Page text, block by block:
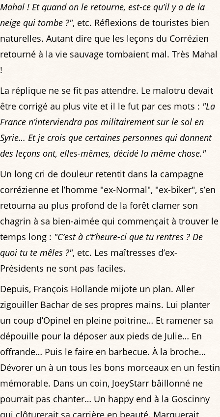
Mahal ! Et quand on le retourne, est-ce qu’il y a de la
neige qui tombe ?", etc. Réflexions de touristes bien
naturelles. Autant dire que les leçons du Corrézien
retourné à la vie sauvage tombaient mal. Très Mahal
!
La réplique ne se fit pas attendre. Le malotru devait
être corrigé au plus vite et il le fut par ces mots : "La
France n’interviendra pas militairement sur le sol en
Syrie… Et je crois que certaines personnes qui donnent
des leçons ont, elles-mêmes, décidé la même chose."
Un long cri de douleur retentit dans la campagne
corrézienne et l’homme "ex-Normal", "ex-biker", s’en
retourna au plus profond de la forêt clamer son
chagrin à sa bien-aimée qui commençait à trouver le
temps long : "C’est à c’t’heure-ci que tu rentres ? De
quoi tu te mêles ?", etc. Les maîtresses d’ex-
Présidents ne sont pas faciles.
Depuis, François Hollande mijote un plan. Aller
zigouiller Bachar de ses propres mains. Lui planter
un coup d’Opinel en pleine poitrine… Et ramener sa
dépouille pour la déposer aux pieds de Julie… En
offrande… Puis le faire en barbecue. À la broche…
Dévorer un à un tous les bons morceaux en un festin
mémorable. Dans un coin, JoeyStarr bâillonné ne
pourrait pas chanter… Un happy end à la Goscinny
qui clôturerait sa carrière en beauté. Marquerait